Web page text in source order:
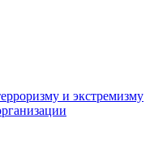
и экстремизму